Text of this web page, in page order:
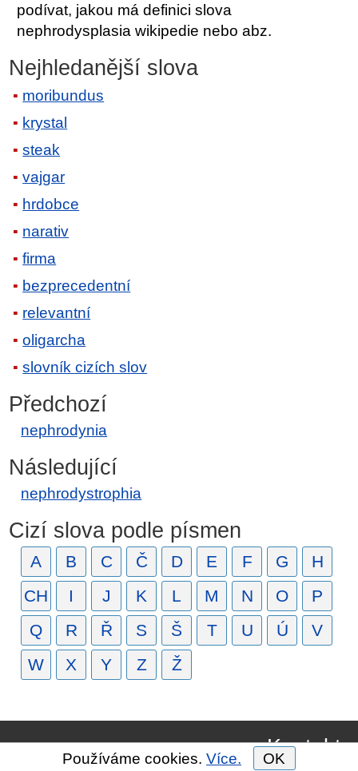
podívat, jakou má definici slova
nephrodysplasia wikipedie nebo abz.
Nejhledanější slova
moribundus
krystal
steak
vajgar
hrdobce
narativ
firma
bezprecedentní
relevantní
oligarcha
slovník cizích slov
Předchozí
nephrodynia
Následující
nephrodystrophia
Cizí slova podle písmen
A B C Č D E F G
H
CH
I J K L M N O
P
Q
R Ř S Š T U Ú
V
W
X Y Z Ž
Kontakt
Používáme cookies. Více. OK